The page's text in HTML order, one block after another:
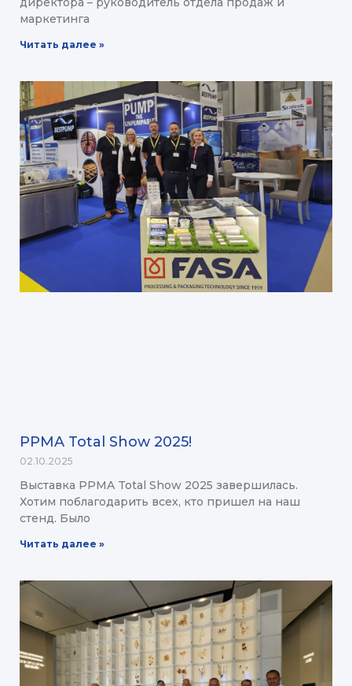
маркетинга
Читать далее »
PPMA Total Show 2025!
02.10.2025
Выставка PPMA Total Show 2025 завершилась.
Хотим поблагодарить всех, кто пришел на наш
стенд. Было
Читать далее »